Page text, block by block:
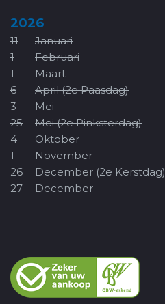
2026
11
Januari
1
Februari
1
Maart
6
April (2e Paasdag)
3
Mei
25
Mei (2e Pinksterdag)
4
Oktober
1
November
26
December (2e Kerstdag)
27
December